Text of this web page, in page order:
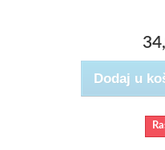
Dodaj u